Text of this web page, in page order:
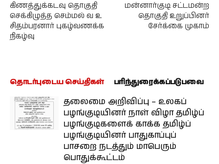
கிணத்துக்கடவு தொகுதி
செக்கிழுத்த செம்மல் வ உ
சிதம்பரனார் புகழ்வணக்க
நிகழ்வு
மன்னார்குடி சட்டமன்ற
தொகுதி உறுப்பினர்
சேர்க்கை முகாம்
தொடர்புடைய செய்திகள் பரிந்துரைக்கப்படுபவை
தலைமை அறிவிப்பு – உலகப்
பழங்குடியினர் நாள் விழா தமிழ்ப்
பழங்குடிகளைக் காக்க தமிழ்ப்
பழங்குடியினர் பாதுகாப்புப்
பாசறை நடத்தும் மாபெரும்
பொதுக்கூட்டம்